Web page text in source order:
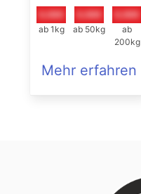
0,00€
ab 1kg
0,00€
ab 50kg
0,00€
ab
200kg
Mehr erfahren